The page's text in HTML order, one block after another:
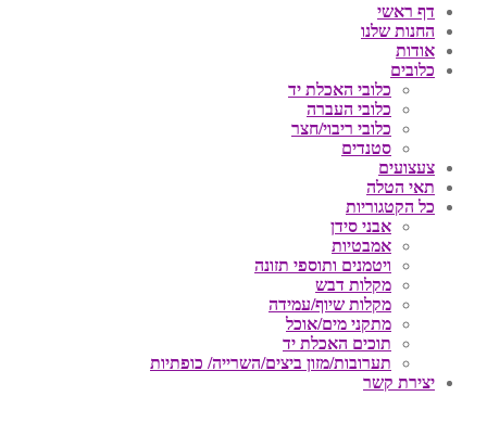
דף ראשי
החנות שלנו
אודות
כלובים
כלובי האכלת יד
כלובי העברה
כלובי ריבוי/חצר
סטנדים
צעצועים
תאי הטלה
כל הקטגוריות
אבני סידן
אמבטיות
ויטמנים ותוספי תזונה
מקלות דבש
מקלות שיוף/עמידה
מתקני מים/אוכל
תוכים האכלת יד
תערובות/מזון ביצים/השרייה/ כופתיות
יצירת קשר